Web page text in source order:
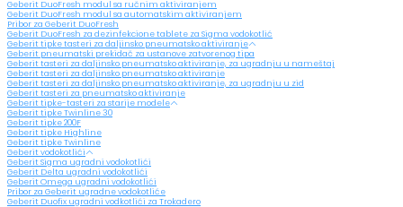
Geberit DuoFresh modul sa ručnim aktiviranjem
Geberit DuoFresh modul sa automatskim aktiviranjem
Pribor za Geberit DuoFresh
Geberit DuoFresh za dezinfekcione tablete za Sigma vodokotlić
Geberit tipke tasteri za daljinsko pneumatsko aktiviranje
Geberit pneumatski prekidač za ustanove zatvorenog tipa
Geberit tasteri za daljinsko pneumatsko aktiviranje, za ugradnju u nameštaj
Geberit tasteri za daljinsko pneumatsko aktiviranje
Geberit tasteri za daljinsko pneumatsko aktiviranje, za ugradnju u zid
Geberit tasteri za pneumatsko aktiviranje
Geberit tipke-tasteri za starije modele
Geberit tipke Twinline 30
Geberit tipke 200F
Geberit tipke Highline
Geberit tipke Twinline
Geberit vodokotlići
Geberit Sigma ugradni vodokotlići
Geberit Delta ugradni vodokotlići
Geberit Omega ugradni vodokotlići
Pribor za Geberit ugradne vodokotliće
Geberit Duofix ugradni vodkotlići za Trokadero